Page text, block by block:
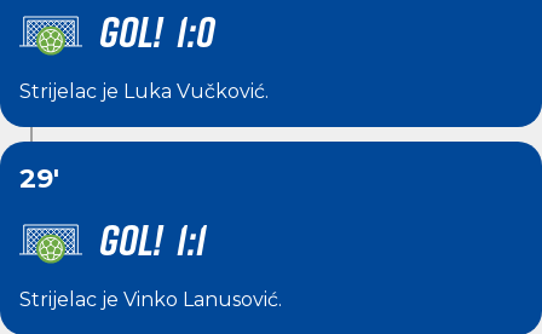
GOL! 1:0
Strijelac je Luka Vučković.
29'
GOL! 1:1
Strijelac je Vinko Lanusović.